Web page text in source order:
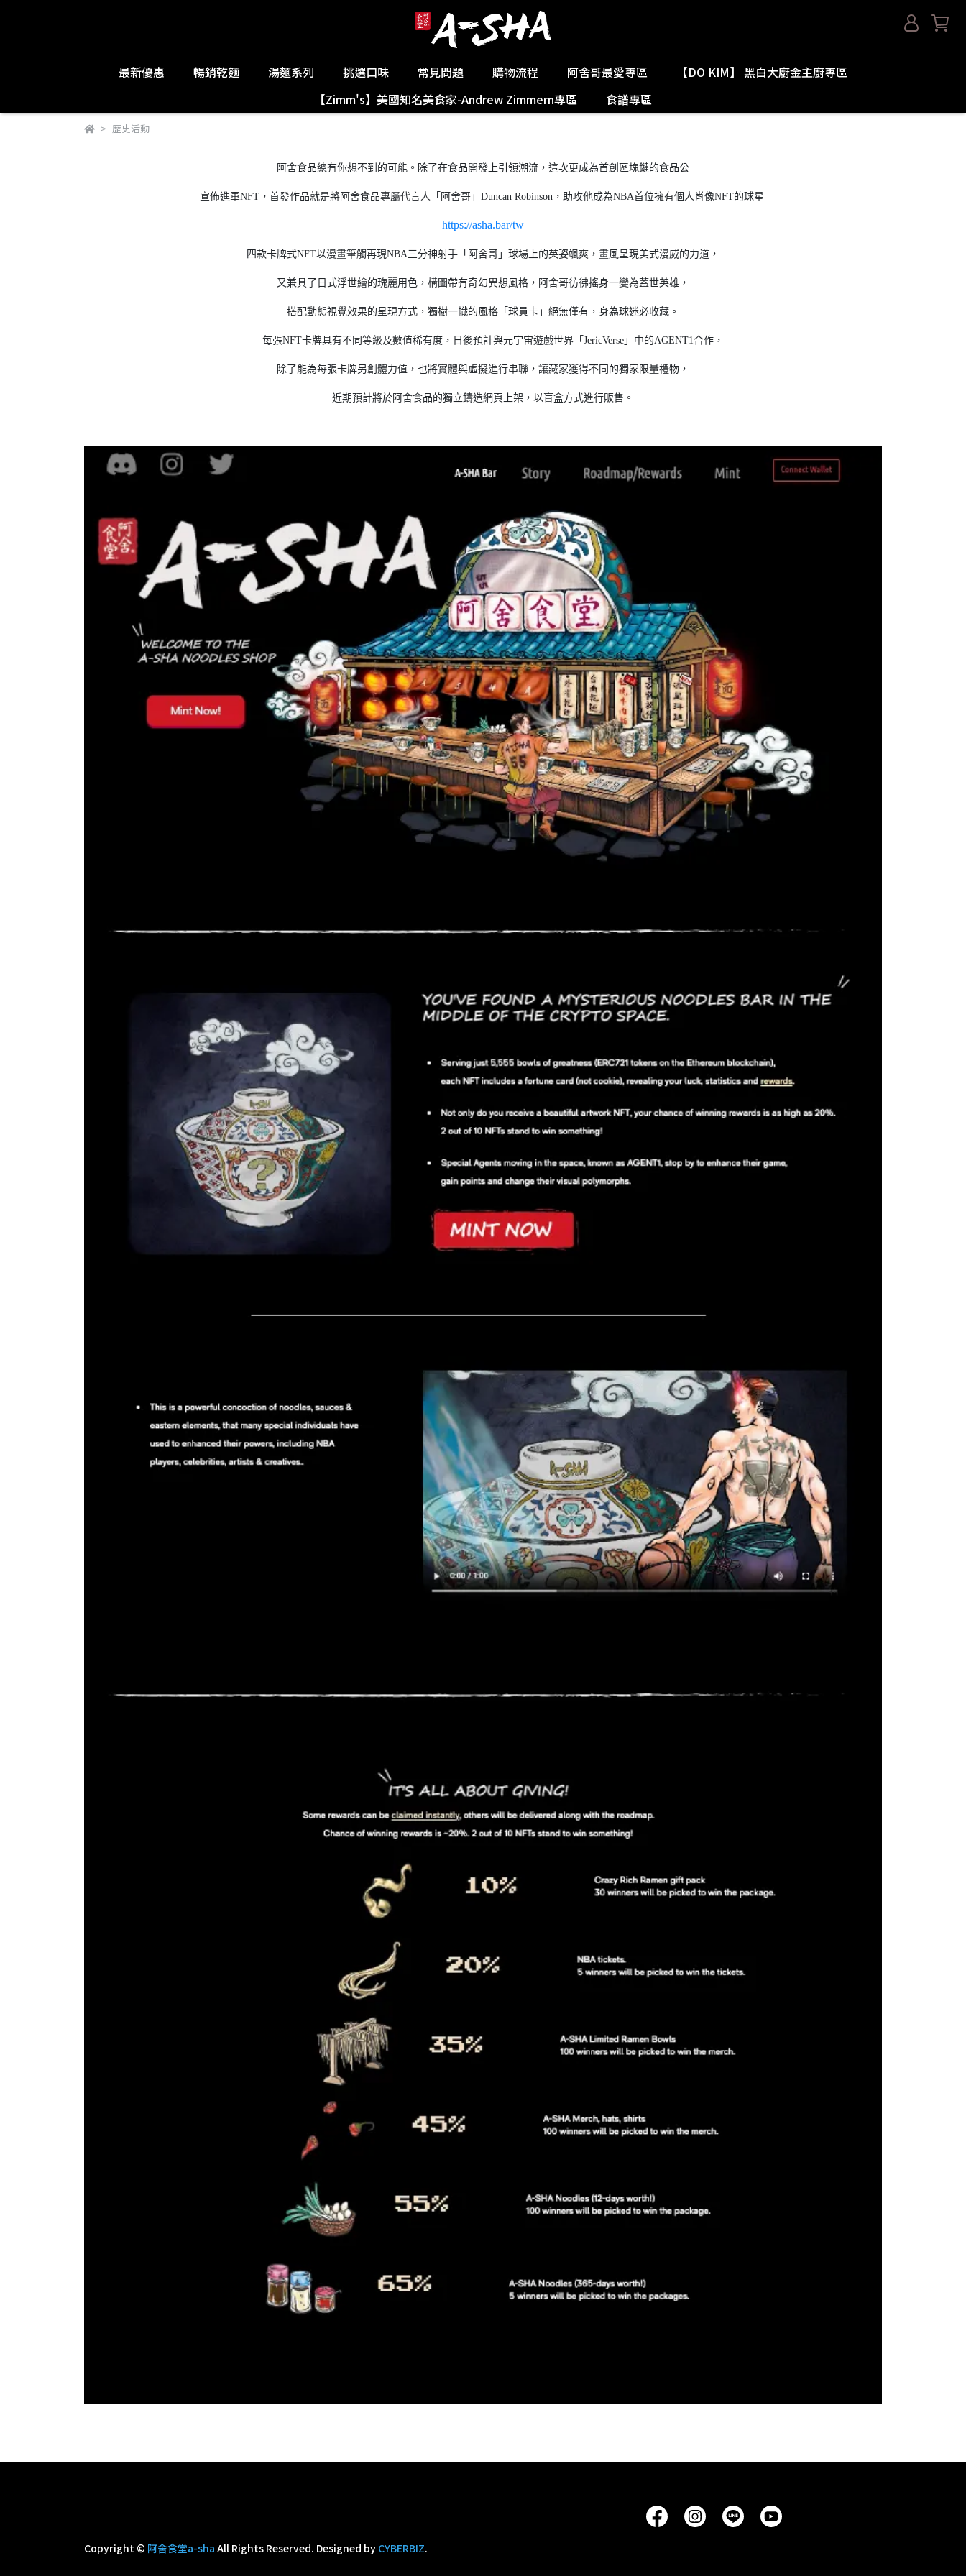
最新優惠 暢銷乾麵 湯麵系列 挑選口味 常見問題 購物流程 阿舍哥最愛專區
【DO KIM】 黑白大廚金主廚專區
【Zimm's】美國知名美食家-Andrew Zimmern專區
食譜專區
歷史活動
阿舍食品總有你想不到的可能。除了在食品開發上引領潮流，這次更成為首創區塊鏈的食品公
宣佈進軍NFT，首發作品就是將阿舍食品專屬代言人「阿舍哥」Duncan Robinson，助攻他成為NBA首位擁有個人肖像NFT的球星
https://asha.bar/tw
四款卡牌式NFT以漫畫筆觸再現NBA三分神射手「阿舍哥」球場上的英姿颯爽，畫風呈現美式漫威的力道，
又兼具了日式浮世繪的瑰麗用色，構圖帶有奇幻異想風格，阿舍哥彷彿搖身一變為蓋世英雄，
搭配動態視覺效果的呈現方式，獨樹一幟的風格「球員卡」絕無僅有，身為球迷必收藏。
每張NFT卡牌具有不同等級及數值稀有度，日後預計與元宇宙遊戲世界「JericVerse」中的AGENT1合作，
除了能為每張卡牌另創體力值，也將實體與虛擬進行串聯，讓藏家獲得不同的獨家限量禮物，
近期預計將於阿舍食品的獨立鑄造網頁上架，以盲盒方式進行販售。
Copyright © 阿舍食堂a-sha All Rights Reserved. Designed by CYBERBIZ.